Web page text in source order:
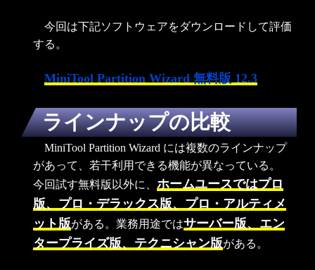
今回は下記ソフトウェアをダウンロードして評価
する。
MiniTool Partition Wizard 無料版 12.3
ラインナップの比較
MiniTool Partition Wizard には複数のラインナップ
があって、若干利用できる機能が異なっている。
今回試す無料版以外に、ホームユースではプロ
版、プロ・デラックス版、プロ・アルティメ
ット版がある。業務用途ではサーバー版、エン
タープライズ版、テクニシャン版がある。